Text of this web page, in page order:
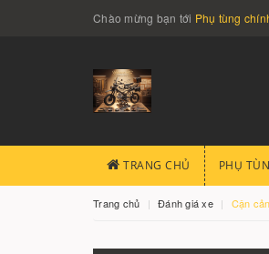
Chào mừng bạn tới Phụ tùng
TRANG CHỦ PHỤ
Trang chủ Đánh giá xe Cận